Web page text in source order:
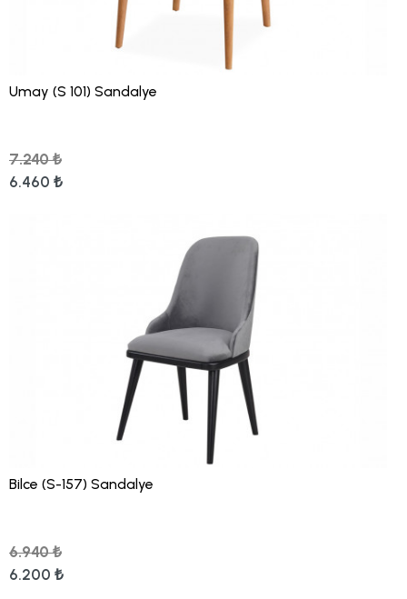
Umay (S 101) Sandalye
7.240 ₺
6.460 ₺
Bilce (S-157) Sandalye
6.940 ₺
6.200 ₺